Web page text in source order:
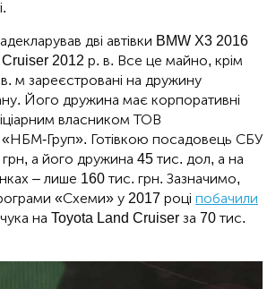
дві автівки BMW X3 2016
Cruiser 2012 р. в. Все це майно, крім
м зареєстровані на дружину
Його дружина має корпоративні
власником ТОВ
«НБМ-Груп». Готівкою посадовець СБУ
грн, а його дружина 45 тис. дол, а на
– лише 160 тис. грн. Зазначимо,
«Схеми» у 2017 році побачили
на Toyota Land Cruiser за 70 тис.